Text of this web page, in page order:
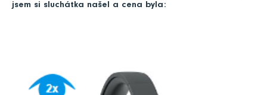
jsem si sluchátka našel a cena byla: